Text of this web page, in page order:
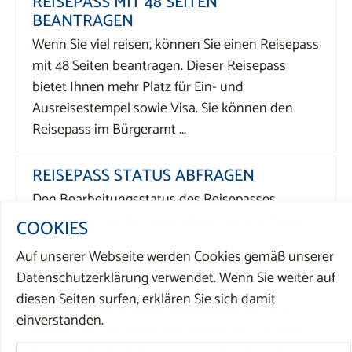
COOKIES
Auf unserer Webseite werden Cookies gemäß unserer
Datenschutzerklärung verwendet. Wenn Sie weiter auf
diesen Seiten surfen, erklären Sie sich damit
einverstanden.
BEANTRAGEN
Wenn Sie viel reisen, können Sie einen Reisepass
mit 48 Seiten beantragen. Dieser Reisepass
bietet Ihnen mehr Platz für Ein- und
Ausreisestempel sowie Visa. Sie können den
Reisepass im Bürgeramt ...
REISEPASS STATUS ABFRAGEN
Den Bearbeitungsstatus des Reisepasses
können Sie bei der zuständigen Stelle erfragen.
REISEPASS WEGEN ABLAUF DER
GÜLTIGKEIT BEANTRAGEN
Eine Verlängerung des Reisepasses ist nicht
möglich. Ist der Reisepass abgelaufen, müssen